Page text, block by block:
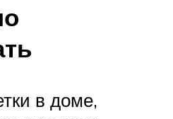
в доме,